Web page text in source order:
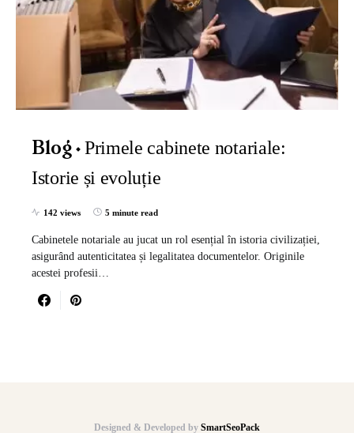
Blog
Primele cabinete notariale:
Istorie și evoluție
142 views 5 minute read
Cabinetele notariale au jucat un rol esențial în istoria civilizației,
asigurând autenticitatea și legalitatea documentelor. Originile
acestei profesii…
Designed & Developed by SmartSeoPack